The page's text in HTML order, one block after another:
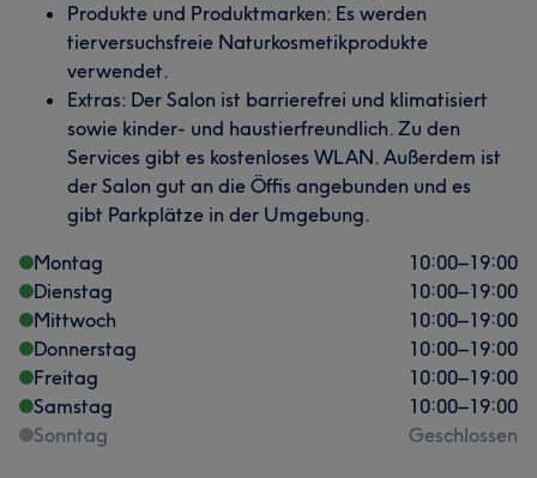
Produkte und Produktmarken: Es werden
tierversuchsfreie Naturkosmetikprodukte
verwendet.
Extras: Der Salon ist barrierefrei und klimatisiert
sowie kinder- und haustierfreundlich. Zu den
Services gibt es kostenloses WLAN. Außerdem ist
der Salon gut an die Öffis angebunden und es
gibt Parkplätze in der Umgebung.
Montag
10:00–19:00
Dienstag
10:00–19:00
Mittwoch
10:00–19:00
Donnerstag
10:00–19:00
Freitag
10:00–19:00
Samstag
10:00–19:00
Sonntag
Geschlossen